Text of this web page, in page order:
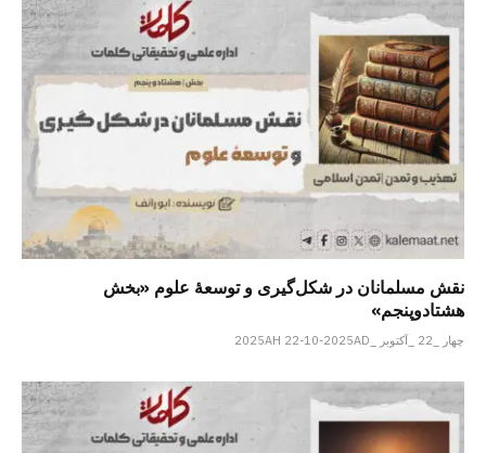
نقش مسلمانان در شکل‌گیری و توسعۀ علوم «بخش
هشتادوپنجم»
چهار _22 _آکتوبر _2025AH 22-10-2025AD